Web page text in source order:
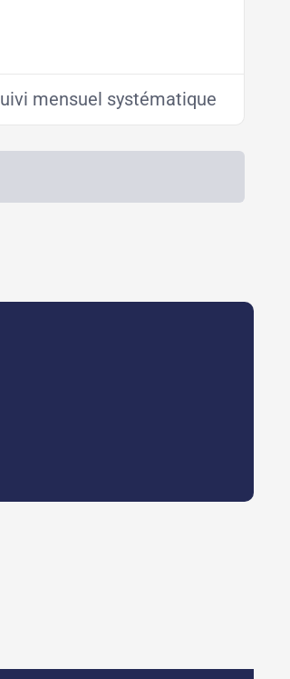
mensuel systématique